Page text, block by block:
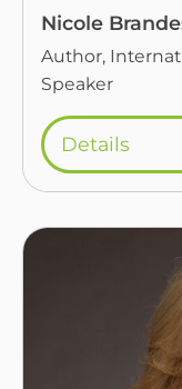
Nicole
Author,
Speaker
Details